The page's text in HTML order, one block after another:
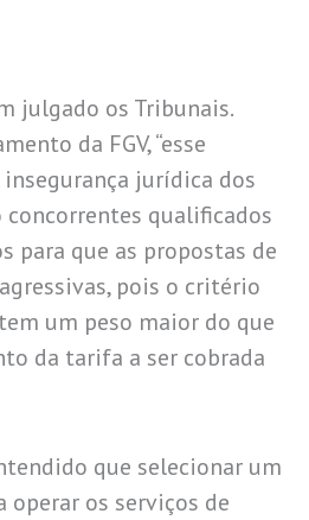
julgado os Tribunais.
da FGV, “esse
jurídica dos
qualificados
para que as propostas de
pois o critério
um peso maior do que
da tarifa a ser cobrada
que selecionar um
operar os serviços de